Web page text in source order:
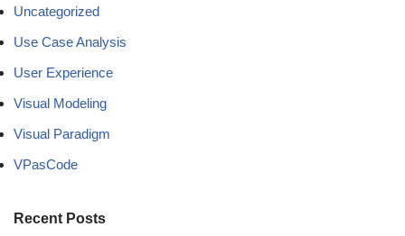
Uncategorized
Use Case Analysis
User Experience
Visual Modeling
Visual Paradigm
VPasCode
Recent Posts